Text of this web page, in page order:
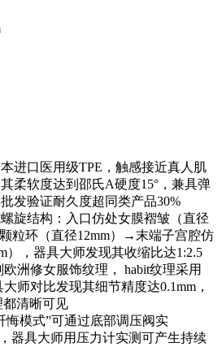
本进口医用级TPE，触感接近真人肌
柔软度达到邵氏A硬度15°，兼具弹
发验证耐久度超同类产品30%
旋结构：入口仿处女膜褶皱（直径
粒环（直径12mm）→末端子宫腔仿
），器具大师发现其收缩比达1:2.5
欧洲修女服饰纹理， habit纹理采用
师对比发现其细节精度达0.1mm，
都清晰可见
悔模式”可通过底部调压阀实
器具大师用压力计实测可产生持续